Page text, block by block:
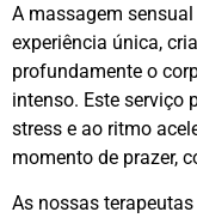
A massagem
experiência única,
profundamente o
intenso. Este serviço
stress e ao ritmo
momento de prazer,
As nossas